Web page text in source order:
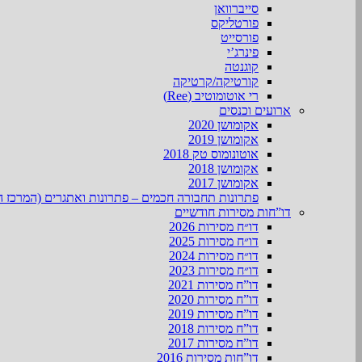
סייברוואן
פורטליקס
פורסייט
פינרג’י
קוגנטה
קורטיקה/קרטיקה
רי אוטומוטיב (Ree)
ארועים וכנסים
אקומושן 2020
אקומושן 2019
אוטונומוס טק 2018
אקומושן 2018
אקומושן 2017
פתרונות תחבורה חכמים – פתרונות ואתגרים (המרכז
דו”חות מסירות חודשיים
דו״ח מסירות 2026
דו״ח מסירות 2025
דו״ח מסירות 2024
דו״ח מסירות 2023
דו”ח מסירות 2021
דו”ח מסירות 2020
דו”ח מסירות 2019
דו”ח מסירות 2018
דו”ח מסירות 2017
דו”חות מסירות 2016